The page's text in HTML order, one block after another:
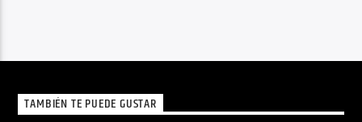
TAMBIÉN TE PUEDE GUSTAR